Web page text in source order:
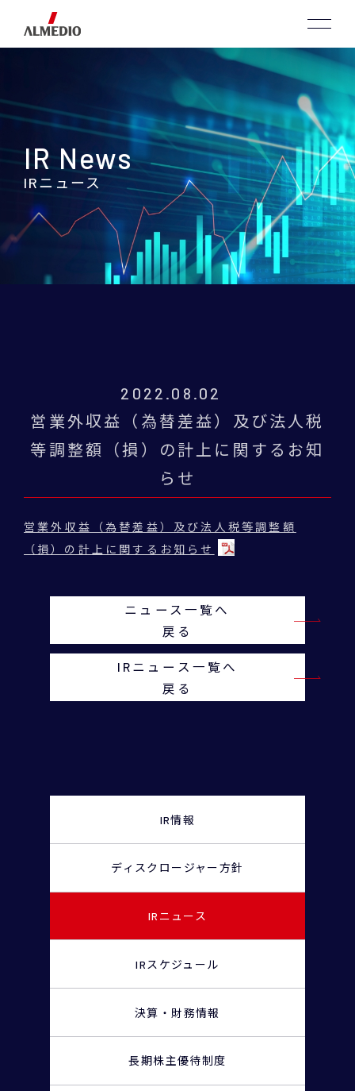
IR News
IRニュース
2022.08.02
営業外収益（為替差益）及び法人税
等調整額（損）の計上に関するお知
らせ
営業外収益（為替差益）及び法人税等調整額
（損）の計上に関するお知らせ
ニュース一覧へ
戻る
IRニュース一覧へ
戻る
IR情報
ディスクロージャー方針
IRニュース
IRスケジュール
決算・財務情報
長期株主優待制度